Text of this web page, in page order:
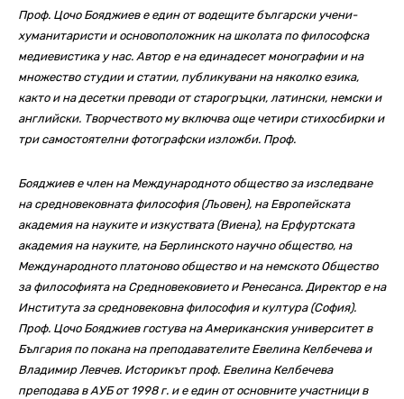
Проф. Цочо Бояджиев е един от водещите български учени-
хуманитаристи и основоположник на школата по философска
медиeвистика у нас. Автор е на единадесет монографии и на
множество студии и статии, публикувани на няколко езика,
както и на десетки преводи от старогръцки, латински, немски и
английски. Творчеството му включва още четири стихосбирки и
три самостоятелни фотографски изложби. Проф.
Бояджиев е член на Международното общество за изследване
на средновековната философия (Льовен), на Европейската
академия на науките и изкуствата (Виена), на Ерфуртската
академия на науките, на Берлинското научно общество, на
Международното платоново общество и на немското Общество
за философията на Средновековието и Ренесанса. Директор е на
Института за средновековна философия и култура (София).
Проф. Цочо Бояджиев гостува на Американския университет в
България по покана на преподавателите Евелина Келбечева и
Владимир Левчев. Историкът проф. Евелина Келбечева
преподава в АУБ от 1998 г. и е един от основните участници в